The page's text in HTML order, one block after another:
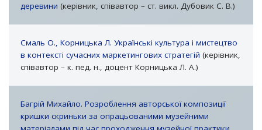
деревини (керівник, співавтор – ст. викл. Дубовик С. В.)
Смаль О., Корницька Л. Українські культура і мистецтво
в контексті сучасних маркетингових стратегій (керівник,
співавтор – к. пед. н., доцент Корницька Л. А.)
Багрій Михайло. Розроблення авторської композиції
кришки скриньки за опрацьованими музейними